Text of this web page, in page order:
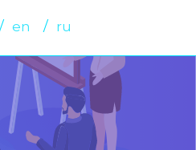
en ru